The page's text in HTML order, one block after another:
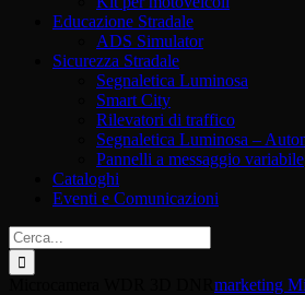
Educazione Stradale
ADS Simulator
Sicurezza Stradale
Segnaletica Luminosa
Smart City
Rilevatori di traffico
Segnaletica Luminosa –
Pannelli a messaggio variabile
Cataloghi
Eventi e Comunicazioni
Cerca
per:
marketing